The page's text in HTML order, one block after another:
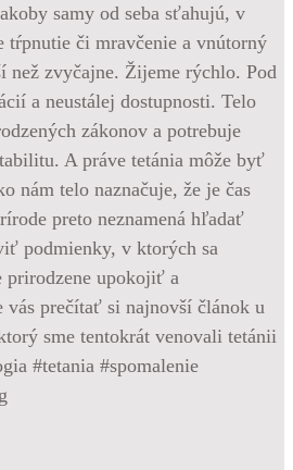
samy od seba sťahujú, v
tŕpnutie či mravčenie a vnútorný
než zvyčajne. Žijeme rýchlo. Pod
a neustálej dostupnosti. Telo
zákonov a potrebuje
A práve tetánia môže byť
nám telo naznačuje, že je čas
preto neznamená hľadať
podmienky, v ktorých sa
prirodzene upokojiť a
vás prečítať si najnovší článok u
sme tentokrát venovali tetánii
#tetania #spomalenie